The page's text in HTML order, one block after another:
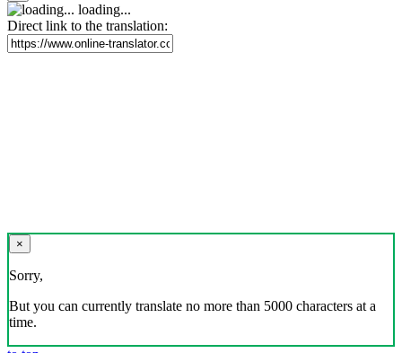
loading...
Direct link to the translation:
×
Sorry,
But you can currently translate no more than 5000 characters at a
time.